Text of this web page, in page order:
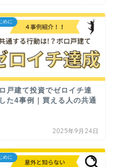
めに
戸建て投資でゼロイチ達
た4事例｜買える人の共通
2025年9月24日
めに